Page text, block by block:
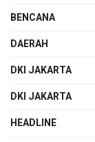
BENCANA
DAERAH
DKI JAKARTA
DKI JAKARTA
HEADLINE